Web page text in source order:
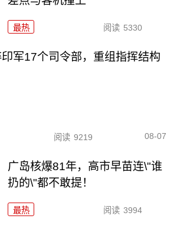
最热 阅读 5330
军17个司令部，重组指挥结构
阅读 9219 08-07
广岛核爆81年，高市早苗连\"谁
扔的\"都不敢提！
最热 阅读 3994